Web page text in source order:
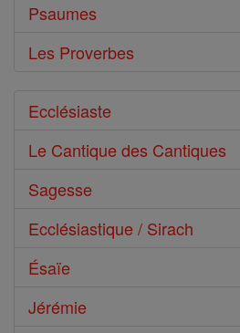
Psaumes
Les Proverbes
Ecclésiaste
Le Cantique des Cantiques
Sagesse
Ecclésiastique / Sirach
Ésaïe
Jérémie